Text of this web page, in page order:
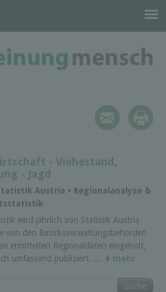
- Viehestand,
- Jagd
Austria • Regionalanalyse &
wird jährlich von Statistik Austria
von den Bezirksverwaltungsbehörden
ermittelten Regionaldaten eingeholt,
umfassend publiziert. ...
mehr
Suche